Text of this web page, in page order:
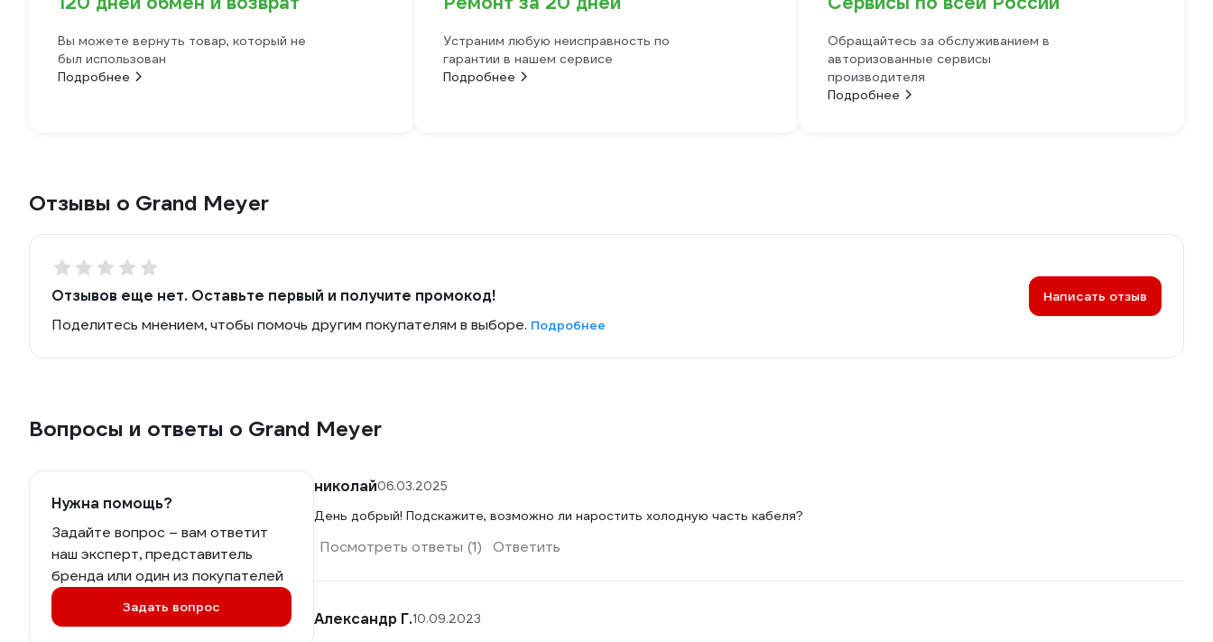
Вы можете вернуть товар, который не
был использован
Подробнее
Устраним любую неисправность по
гарантии в нашем сервисе
Подробнее
Обращайтесь за обслуживанием в
авторизованные сервисы
производителя
Подробнее
Отзывы о Grand Meyer
Отзывов еще нет. Оставьте первый и получите промокод!
Поделитесь мнением, чтобы помочь другим покупателям в выборе. Подробнее
Написать отзыв
Вопросы и ответы о Grand Meyer
Нужна помощь?
Задайте вопрос – вам ответит
наш эксперт, представитель
бренда или один из покупателей
Задать вопрос
николай06.03.2025
День добрый! Подскажите, возможно ли наростить холодную часть кабеля?
Посмотреть ответы (1) Ответить
Александр Г.10.09.2023